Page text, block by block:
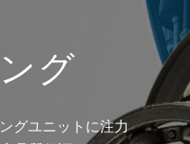
グ
価格、高品質のサービス
グ
グユニットに注力
された
る品質